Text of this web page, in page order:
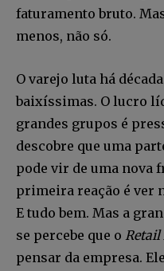
faturamento bruto.
menos, não só.
O varejo luta há
baixíssimas. O lucro
grandes grupos é
descobre que uma
pode vir de uma nova
primeira reação é ver
E tudo bem. Mas a
se percebe que o
pensar da empresa.